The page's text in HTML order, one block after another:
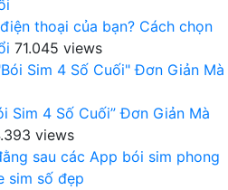
thoại của bạn? Cách chọn
71.045 views
Sim 4 Số Cuối” Đơn Giản Mà
views